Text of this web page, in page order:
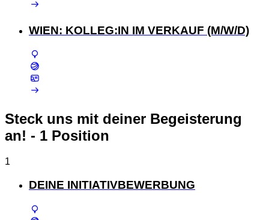
WIEN: KOLLEG:IN IM VERKAUF (M/W/D)
Steck uns mit deiner Begeisterung
an! - 1 Position
1
DEINE INITIATIVBEWERBUNG